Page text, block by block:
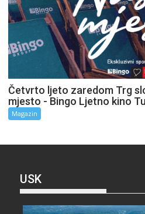
Četvrto ljeto zaredom Trg
mjesto - Bingo Ljetno kino
Magazin
USK